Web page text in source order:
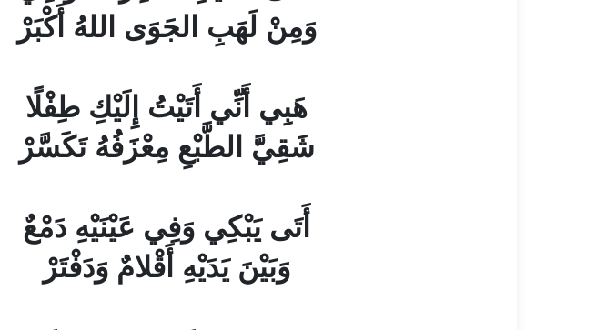
وَمِنْ لَهَبِ الجَوَى اللهُ أَكْبَرْ
هَبِي أَنِّي أَتَيْتُ إِلَيْكِ طِفْلًا
شَقِيَّ الطَّبْعِ مِعْزَفُهُ تَكَسَّرْ
أَتَى يَبْكِي وَفِي عَيْنَيْهِ دَمْعٌ
وَبَيْنَ يَدَيْهِ أَقْلامٌ وَدَفْتَرْ